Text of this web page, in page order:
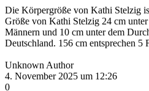
Die Körpergröße von Kathi Stelzig
Größe von Kathi Stelzig 24 cm
Männern und 10 cm unter dem
Deutschland. 156 cm entsprechen 5
Unknown Author
4. November 2025 um 12:26
0